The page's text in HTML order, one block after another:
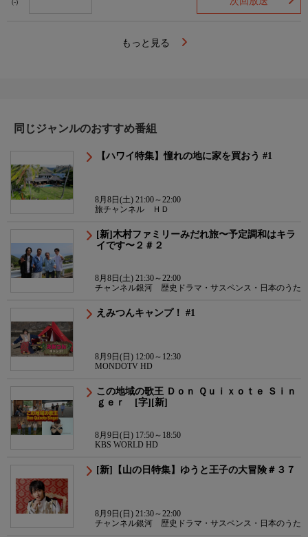
(-)
もっと見る
同じジャンルのおすすめ番組
【ハワイ特集】憧れの地に家を買おう #1
8月8日(土) 21:00～22:00
旅チャンネル ＨＤ
[新]木村ファミリーみだれ旅〜予定調和はキラ
イです〜２＃２
8月8日(土) 21:30～22:00
チャンネル銀河 歴史ドラマ・サスペンス・日本のうた
えみつんキャンプ！ #1
8月9日(日) 12:00～12:30
MONDOTV HD
この地域の歌王 Ｄｏｎ Ｑｕｉｘｏｔｅ Ｓｉｎ
ｇｅｒ [字][新]
8月9日(日) 17:50～18:50
KBS WORLD HD
[新]【山の日特集】ゆうと王子の大冒険＃３７
8月9日(日) 21:30～22:00
チャンネル銀河 歴史ドラマ・サスペンス・日本のうた